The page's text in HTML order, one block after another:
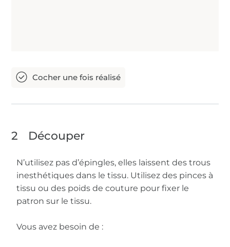
2 Découper
N’utilisez pas d’épingles, elles laissent des trous
inesthétiques dans le tissu. Utilisez des pinces à
tissu ou des poids de couture pour fixer le
patron sur le tissu.
Vous avez besoin de :